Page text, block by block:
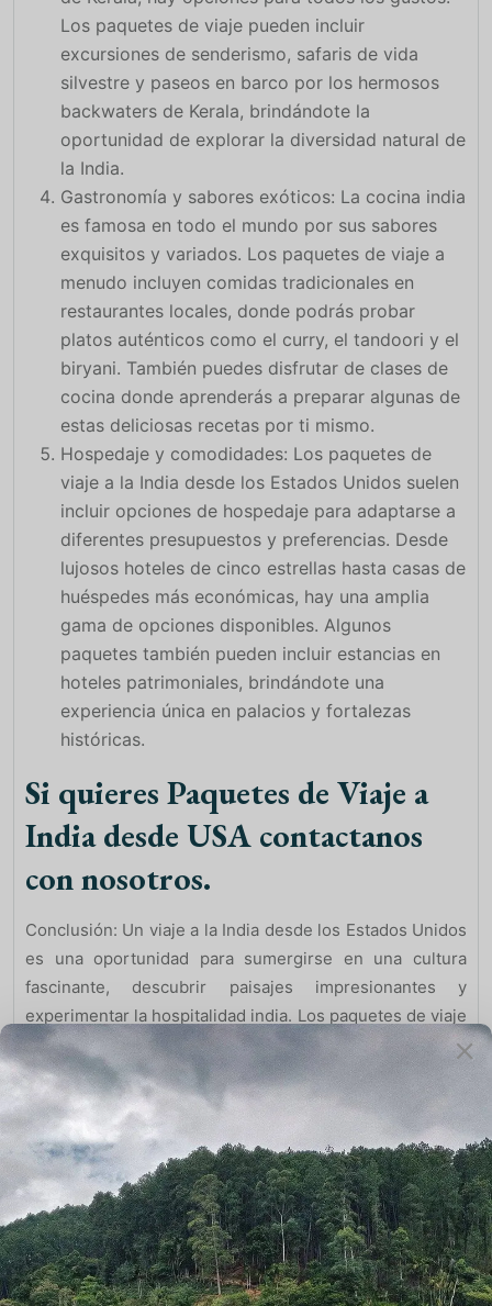
Los paquetes de viaje pueden incluir
excursiones de senderismo, safaris de vida
silvestre y paseos en barco por los hermosos
backwaters de Kerala, brindándote la
oportunidad de explorar la diversidad natural de
la India.
Gastronomía y sabores exóticos: La cocina india
es famosa en todo el mundo por sus sabores
exquisitos y variados. Los paquetes de viaje a
menudo incluyen comidas tradicionales en
restaurantes locales, donde podrás probar
platos auténticos como el curry, el tandoori y el
biryani. También puedes disfrutar de clases de
cocina donde aprenderás a preparar algunas de
estas deliciosas recetas por ti mismo.
Hospedaje y comodidades: Los paquetes de
viaje a la India desde los Estados Unidos suelen
incluir opciones de hospedaje para adaptarse a
diferentes presupuestos y preferencias. Desde
lujosos hoteles de cinco estrellas hasta casas de
huéspedes más económicas, hay una amplia
gama de opciones disponibles. Algunos
paquetes también pueden incluir estancias en
hoteles patrimoniales, brindándote una
experiencia única en palacios y fortalezas
históricas.
Si quieres Paquetes de Viaje a
India desde USA contactanos
con nosotros.
Conclusión: Un viaje a la India desde los Estados Unidos
es una oportunidad para sumergirse en una cultura
fascinante, descubrir paisajes impresionantes y
experimentar la hospitalidad india. Los paquetes de viaje
ofrecen una forma conveniente de explorar este vasto y
diverso país. Ya sea que estés interesado en la historia,
la espiritualidad, la aventura o la gastronomía, la India
tiene algo especial para todos. ¡Prepárate para
embarcarte en una emocionante aventura y descubrir la
magia de la India!
Para saber mas Paquetes de
Viaje a India desde USA